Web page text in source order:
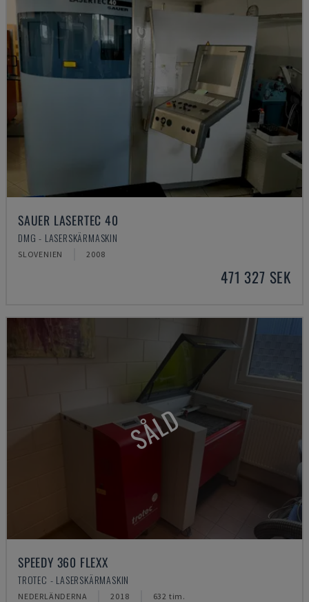
SAUER LASERTEC 40
DMG - LASERSKÄRMASKIN
SLOVENIEN 2008
471 327 SEK
SÅLD
SPEEDY 360 FLEXX
TROTEC - LASERSKÄRMASKIN
NEDERLÄNDERNA 2018 632 tim.